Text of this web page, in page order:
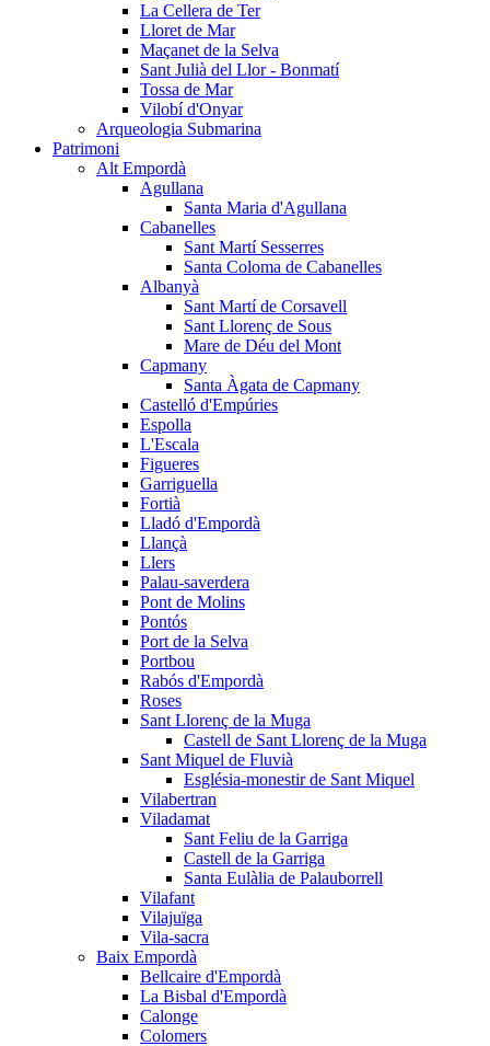
La Cellera de Ter
Lloret de Mar
Maçanet de la Selva
Sant Julià del Llor - Bonmatí
Tossa de Mar
Vilobí d'Onyar
Arqueologia Submarina
Patrimoni
Alt Empordà
Agullana
Santa Maria d'Agullana
Cabanelles
Sant Martí Sesserres
Santa Coloma de Cabanelles
Albanyà
Sant Martí de Corsavell
Sant Llorenç de Sous
Mare de Déu del Mont
Capmany
Santa Àgata de Capmany
Castelló d'Empúries
Espolla
L'Escala
Figueres
Garriguella
Fortià
Lladó d'Empordà
Llançà
Llers
Palau-saverdera
Pont de Molins
Pontós
Port de la Selva
Portbou
Rabós d'Empordà
Roses
Sant Llorenç de la Muga
Castell de Sant Llorenç de la Muga
Sant Miquel de Fluvià
Església-monestir de Sant Miquel
Vilabertran
Viladamat
Sant Feliu de la Garriga
Castell de la Garriga
Santa Eulàlia de Palauborrell
Vilafant
Vilajuïga
Vila-sacra
Baix Empordà
Bellcaire d'Empordà
La Bisbal d'Empordà
Calonge
Colomers